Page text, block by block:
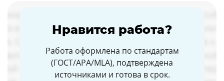
Нравится работа?
Работа оформлена по стандартам
(ГОСТ/APA/MLA), подтверждена
источниками и готова в срок.